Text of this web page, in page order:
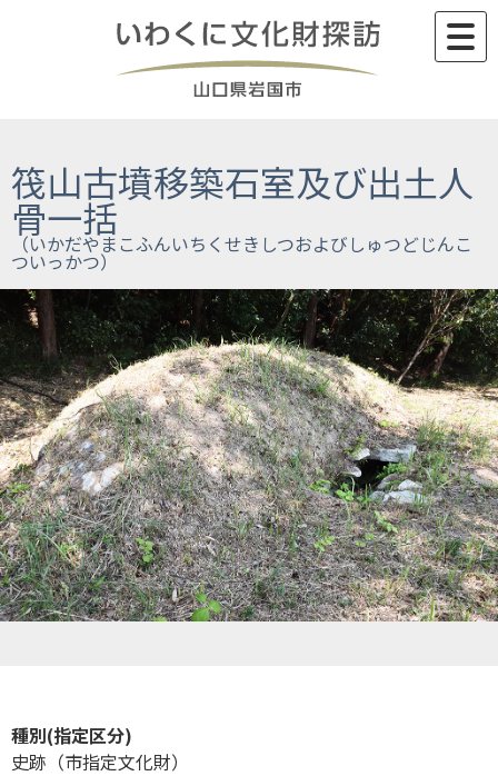
筏山古墳移築石室及び出土人
骨一括
種別(指定区分)
史跡（市指定文化財）